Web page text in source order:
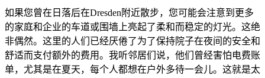
如果您曾在日落后在Dresden附近散步，您可能会注意到更多
的家庭和企业的车道或围墙上亮起了柔和而稳定的灯光。这绝
非偶然。这里的人们已经厌倦了为了保持院子在夜间的安全和
舒适而支付额外的费用。我听邻居们说，他们曾经害怕电费账
单，尤其是在夏天，每个人都想在户外多待一会儿。这就是太